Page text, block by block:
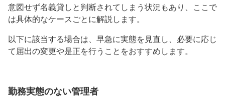
意図せず名義貸しと判断されてしまう状況もあり、ここで
は具体的なケースごとに解説します。
以下に該当する場合は、早急に実態を見直し、必要に応じ
て届出の変更や是正を行うことをおすすめします。
勤務実態のない管理者